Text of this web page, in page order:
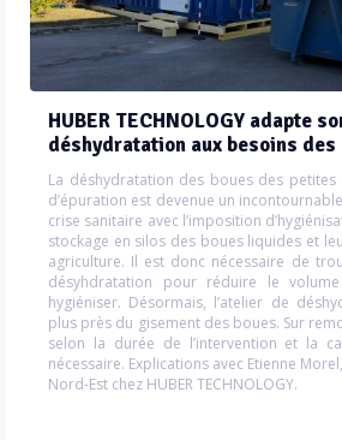
HUBER TECHNOLOGY adapte
déshydratation aux besoins
La déshydratation des boues des petites
d’épuration est devenue un
crise sanitaire avec l’imposition
stockage en silos des boues liquides et
agriculture. Il est donc nécessaire de
désyhdratation pour réduire le
hygiéniser. Désormais, l’atelier de
plus près du gisement des boues. Sur
selon la durée de l’intervention et la
nécessaire. Explications avec Etienne
Nord-Est chez HUBER TECHNOLOGY.